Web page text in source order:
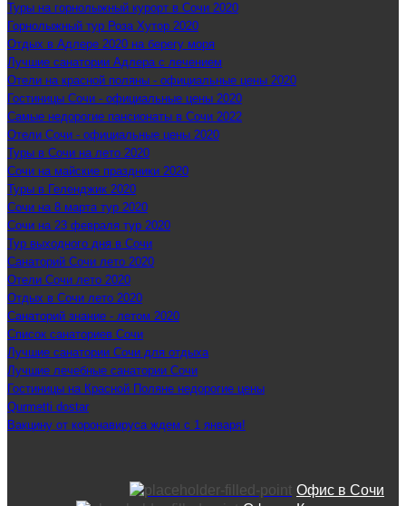
Туры на горнолыжный курорт в Сочи 2020
Горнолыжный тур Роза Хутор 2020
Отдых в Адлере 2020 на берегу моря
Лучшие санатории Адлера с лечением
Отели на красной поляны - официальные цены 2020
Гостиницы Сочи - официальные цены 2020
Самые недорогие пансионаты в Сочи 2022
Отели Сочи - официальные цены 2020
Туры в Сочи на лето 2020
Сочи на майские праздники 2020
Туры в Геленджик 2020
Сочи на 8 марта тур 2020
Сочи на 23 февраля тур 2020
Тур выходного дня в Сочи
Санаторий Сочи лето 2020
Отели Сочи лето 2020
Отдых в Сочи лето 2020
Санаторий знание - летом 2020
Список санаториев Сочи
Лучшие санатории Сочи для отдыха
Лучшие лечебные санатории Сочи
Гостиницы на Красной Поляне недорогие цены
Qurmetti dostar
Вакцину от коронавируса ждем с 1 января!
Офис в Сочи